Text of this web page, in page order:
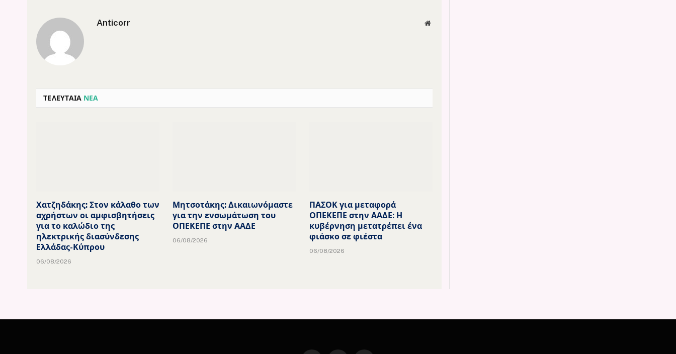
Anticorr Website
ΤΕΛΕΥΤΑΙΑ ΝΕΑ
Χατζηδάκης: Στον κάλαθο των
αχρήστων οι αμφισβητήσεις
για το καλώδιο της
ηλεκτρικής διασύνδεσης
Ελλάδας-Κύπρου
06/08/2026
Μητσοτάκης: Δικαιωνόμαστε
για την ενσωμάτωση του
ΟΠΕΚΕΠΕ στην ΑΑΔΕ
06/08/2026
ΠΑΣΟΚ για μεταφορά
ΟΠΕΚΕΠΕ στην ΑΑΔΕ: Η
κυβέρνηση μετατρέπει ένα
φιάσκο σε φιέστα
06/08/2026